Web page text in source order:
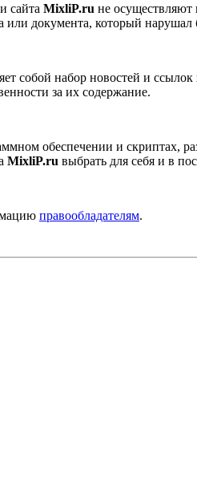
сайта MixliP.ru не
или документа, который
собой набор новостей и
за их содержание.
обеспечении и скриптах,
MixliP.ru выбрать для себя и в
правообладателям.